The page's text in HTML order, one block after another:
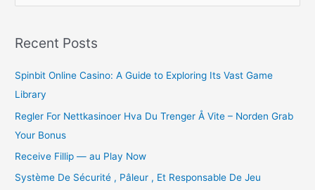
r
h
f
o
r
:
Recent Posts
Spinbit Online Casino: A Guide to Exploring Its Vast Game
Library
Regler For Nettkasinoer Hva Du Trenger Å Vite – Norden Grab
Your Bonus
Receive Fillip — au Play Now
Système De Sécurité , Pâleur , Et Responsable De Jeu